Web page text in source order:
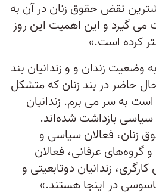
نقض حقوق زنان در آن به
گیرد و این اهمیت این روز
کرده است.»
وضعیت زندان و و زندانیان بند
حاضر در بند زنان که متشکل
و ۴۰ زندانی است به سر می برم. زندانیان
سیاسی بازداشت شده‌اند.
زنان، فعالان سیاسی و
گروه‌های عرفانی، فعالان
زندانیان دوتابعیتی و
در اینجا هستند.»